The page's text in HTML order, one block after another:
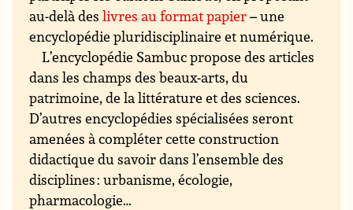
au-delà deslivres au format papier– une
encyclopédie pluridisciplinaire et numérique.
L’encyclopédie Sambuc propose des articles
dans les champs des beaux-arts, du
patrimoine, de la littérature et des sciences.
D’autres encyclopédies spécialisées seront
amenées à compléter cette construction
didactique du savoir dans l’ensemble des
disciplines : urbanisme, écologie,
pharmacologie…